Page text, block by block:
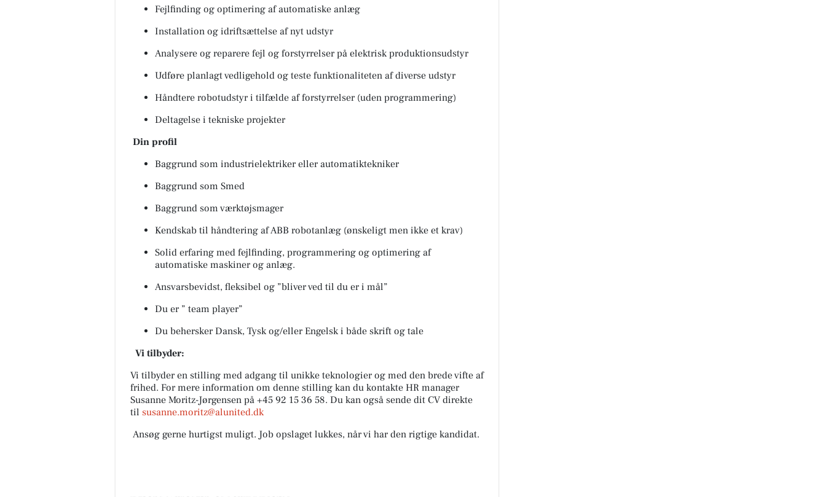
Fejlfinding og optimering af automatiske anlæg
Installation og idriftsættelse af nyt udstyr
Analysere og reparere fejl og forstyrrelser på elektrisk produktionsudstyr
Udføre planlagt vedligehold og teste funktionaliteten af diverse udstyr
Håndtere robotudstyr i tilfælde af forstyrrelser (uden programmering)
Deltagelse i tekniske projekter
Din profil
Baggrund som industrielektriker eller automatiktekniker
Baggrund som Smed
Baggrund som værktøjsmager
Kendskab til håndtering af ABB robotanlæg (ønskeligt men ikke et krav)
Solid erfaring med fejlfinding, programmering og optimering af
automatiske maskiner og anlæg.
Ansvarsbevidst, fleksibel og ”bliver ved til du er i mål”
Du er ” team player”
Du behersker Dansk, Tysk og/eller Engelsk i både skrift og tale
Vi tilbyder:
Vi tilbyder en stilling med adgang til unikke teknologier og med den brede vifte af
frihed. For mere information om denne stilling kan du kontakte HR manager
Susanne Moritz-Jørgensen på +45 92 15 36 58. Du kan også sende dit CV direkte
til susanne.moritz@alunited.dk
Ansøg gerne hurtigst muligt. Job opslaget lukkes, når vi har den rigtige kandidat.